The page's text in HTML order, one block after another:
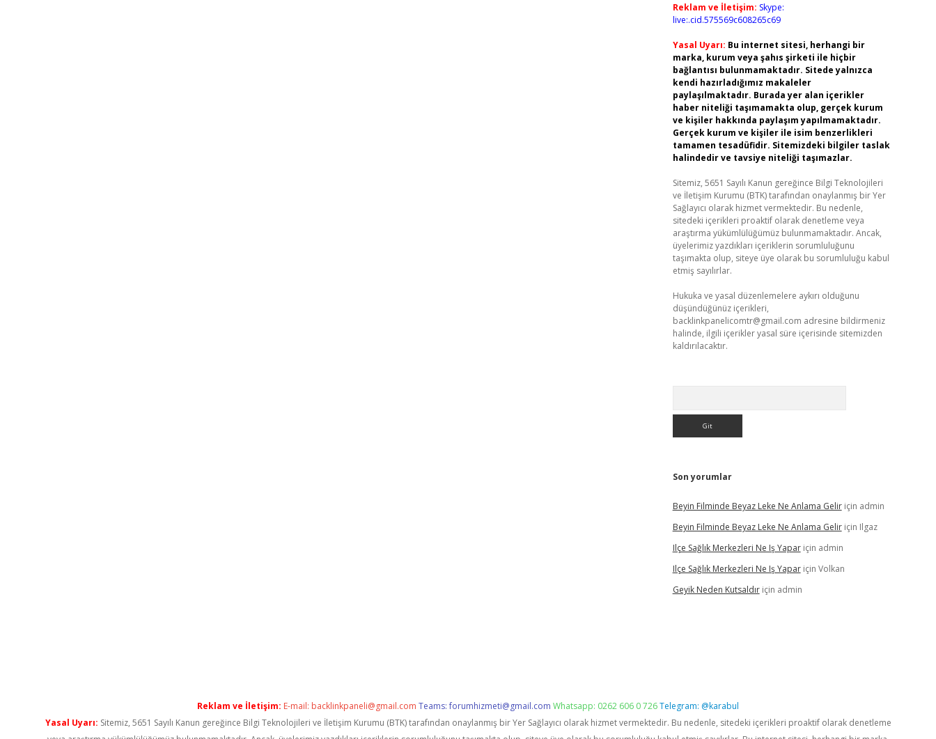
Reklam ve İletişim: Skype:
live:.cid.575569c608265c69
Yasal Uyarı: Bu internet sitesi, herhangi bir
marka, kurum veya şahıs şirketi ile hiçbir
bağlantısı bulunmamaktadır. Sitede yalnızca
kendi hazırladığımız makaleler
paylaşılmaktadır. Burada yer alan içerikler
haber niteliği taşımamakta olup, gerçek kurum
ve kişiler hakkında paylaşım yapılmamaktadır.
Gerçek kurum ve kişiler ile isim benzerlikleri
tamamen tesadüfidir. Sitemizdeki bilgiler taslak
halindedir ve tavsiye niteliği taşımazlar.
Sitemiz, 5651 Sayılı Kanun gereğince Bilgi Teknolojileri
ve İletişim Kurumu (BTK) tarafından onaylanmış bir Yer
Sağlayıcı olarak hizmet vermektedir. Bu nedenle,
sitedeki içerikleri proaktif olarak denetleme veya
araştırma yükümlülüğümüz bulunmamaktadır. Ancak,
üyelerimiz yazdıkları içeriklerin sorumluluğunu
taşımakta olup, siteye üye olarak bu sorumluluğu kabul
etmiş sayılırlar.
Hukuka ve yasal düzenlemelere aykırı olduğunu
düşündüğünüz içerikleri,
backlinkpanelicomtr@gmail.com adresine bildirmeniz
halinde, ilgili içerikler yasal süre içerisinde sitemizden
kaldırılacaktır.
Son yorumlar
Beyin Filminde Beyaz Leke Ne Anlama Geliriçin admin
Beyin Filminde Beyaz Leke Ne Anlama Geliriçin Ilgaz
Ilçe Sağlık Merkezleri Ne Iş Yapariçin admin
Ilçe Sağlık Merkezleri Ne Iş Yapariçin Volkan
Geyik Neden Kutsaldıriçin admin
Reklam ve İletişim: E-mail: backlinkpaneli@gmail.com Teams:forumhizmeti@gmail.com Whatsapp: 0262 606 0 726Telegram: @karabul
Yasal Uyarı: Sitemiz, 5651 Sayılı Kanun gereğince Bilgi Teknolojileri ve İletişim Kurumu (BTK) tarafından onaylanmış bir Yer Sağlayıcı olarak hizmet vermektedir. Bu nedenle, sitedeki içerikleri proaktif olarak denetleme